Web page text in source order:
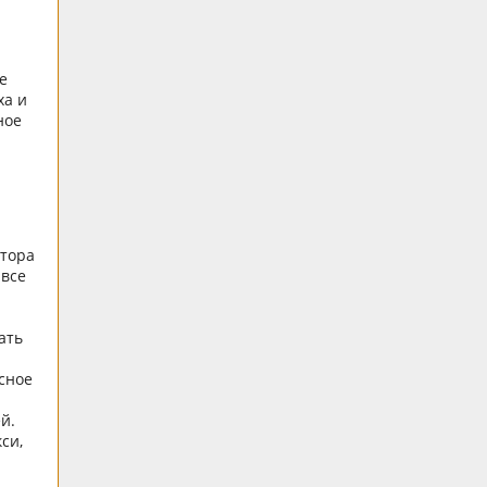
и